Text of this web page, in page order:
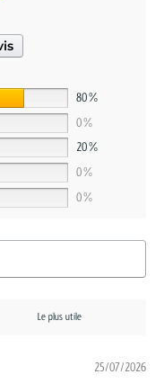
80%
0%
20%
0%
0%
25/07/2026